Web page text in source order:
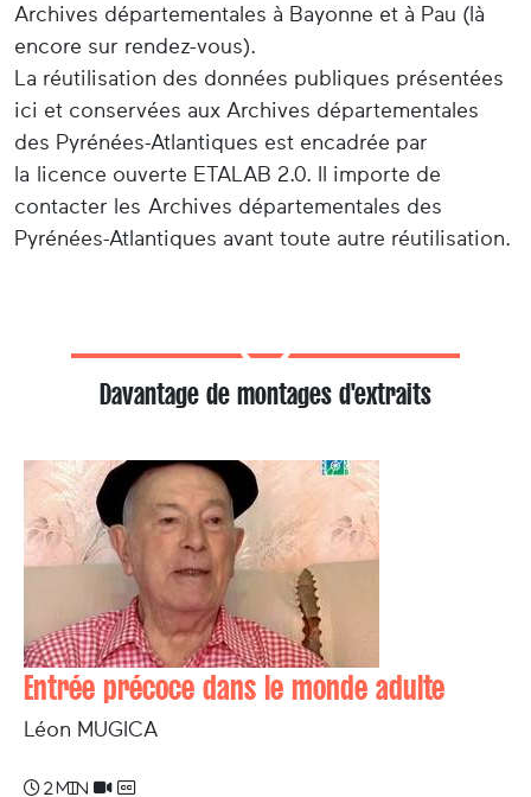
Archives départementales à Bayonne et à Pau (là
encore sur rendez-vous).
La réutilisation des données publiques présentées
ici et conservées aux Archives départementales
des Pyrénées-Atlantiques est encadrée par
la licence ouverte ETALAB 2.0. Il importe de
contacter les Archives départementales des
Pyrénées-Atlantiques avant toute autre réutilisation.
Davantage de montages d'extraits
Entrée précoce dans le monde adulte
Léon MUGICA
2 min